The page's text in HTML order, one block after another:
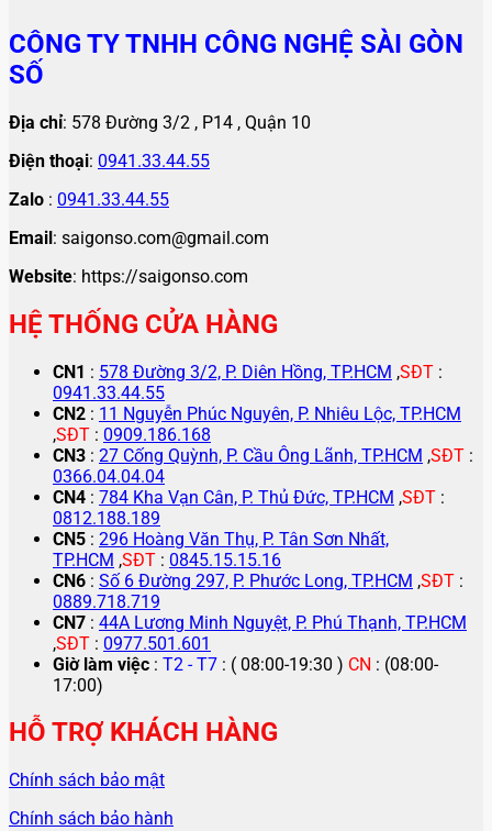
CÔNG TY TNHH CÔNG NGHỆ SÀI GÒN
SỐ
Địa chỉ: 578 Đường 3/2 , P14 , Quận 10
Điện thoại: 0941.33.44.55
Zalo : 0941.33.44.55
Email: saigonso.com@gmail.com
Website: https://saigonso.com
HỆ THỐNG CỬA HÀNG
CN1 : 578 Đường 3/2, P. Diên Hồng, TP.HCM ,SĐT :
0941.33.44.55
CN2 : 11 Nguyễn Phúc Nguyên, P. Nhiêu Lộc, TP.HCM
,SĐT : 0909.186.168
CN3 : 27 Cống Quỳnh, P. Cầu Ông Lãnh, TP.HCM ,SĐT :
0366.04.04.04
CN4 : 784 Kha Vạn Cân, P. Thủ Đức, TP.HCM ,SĐT :
0812.188.189
CN5 : 296 Hoàng Văn Thụ, P. Tân Sơn Nhất,
TP.HCM ,SĐT : 0845.15.15.16
CN6 : Số 6 Đường 297, P. Phước Long, TP.HCM ,SĐT :
0889.718.719
CN7 : 44A Lương Minh Nguyệt, P. Phú Thạnh, TP.HCM
,SĐT : 0977.501.601
Giờ làm việc : T2 - T7 : ( 08:00-19:30 ) CN : (08:00-
17:00)
HỖ TRỢ KHÁCH HÀNG
Chính sách bảo mật
Chính sách bảo hành